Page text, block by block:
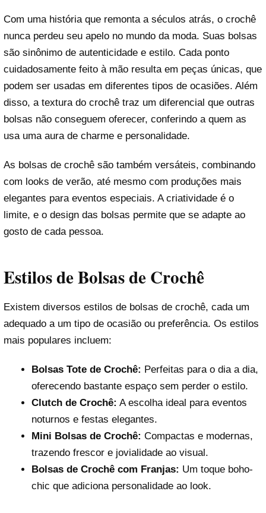
Com uma história que remonta a séculos atrás, o crochê
nunca perdeu seu apelo no mundo da moda. Suas bolsas
são sinônimo de autenticidade e estilo. Cada ponto
cuidadosamente feito à mão resulta em peças únicas, que
podem ser usadas em diferentes tipos de ocasiões. Além
disso, a textura do crochê traz um diferencial que outras
bolsas não conseguem oferecer, conferindo a quem as
usa uma aura de charme e personalidade.
As bolsas de crochê são também versáteis, combinando
com looks de verão, até mesmo com produções mais
elegantes para eventos especiais. A criatividade é o
limite, e o design das bolsas permite que se adapte ao
gosto de cada pessoa.
Estilos de Bolsas de Crochê
Existem diversos estilos de bolsas de crochê, cada um
adequado a um tipo de ocasião ou preferência. Os estilos
mais populares incluem:
Bolsas Tote de Crochê: Perfeitas para o dia a dia,
oferecendo bastante espaço sem perder o estilo.
Clutch de Crochê: A escolha ideal para eventos
noturnos e festas elegantes.
Mini Bolsas de Crochê: Compactas e modernas,
trazendo frescor e jovialidade ao visual.
Bolsas de Crochê com Franjas: Um toque boho-
chic que adiciona personalidade ao look.